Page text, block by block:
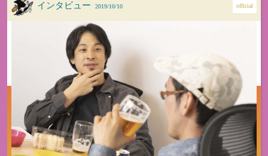
インタビュー 2019/10/10 official